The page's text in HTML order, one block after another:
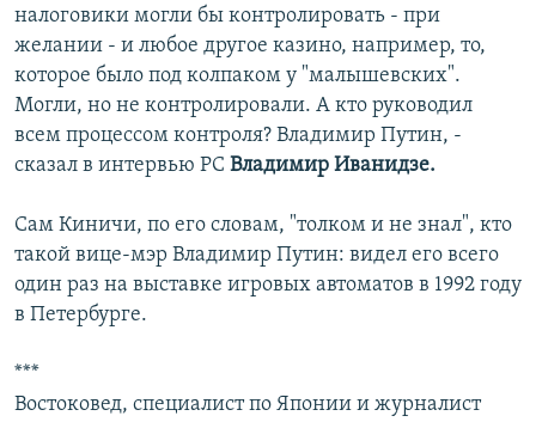
налоговики могли бы контролировать - при
желании - и любое другое казино, например, то,
которое было под колпаком у "малышевских".
Могли, но не контролировали. А кто руководил
всем процессом контроля? Владимир Путин, -
сказал в интервью РС Владимир Иванидзе.
Сам Киничи, по его словам, "толком и не знал", кто
такой вице-мэр Владимир Путин: видел его всего
один раз на выставке игровых автоматов в 1992 году
в Петербурге.
***
Востоковед, специалист по Японии и журналист